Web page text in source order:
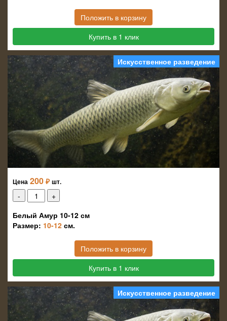
Положить в корзину
Купить в 1 клик
Искусственное разведение
Цена 200 ₽ шт.
Белый Амур 10-12 см
Размер: 10-12 см.
Положить в корзину
Купить в 1 клик
Искусственное разведение